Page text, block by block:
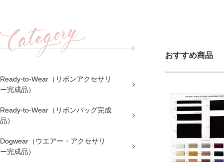
Ready-to-Wear（リボンアクセサリ
ー完成品）
Ready-to-Wear（リボンバッグ完成
品）
Dogwear（ウエアー・アクセサリ
ー完成品）
おすすめ商品